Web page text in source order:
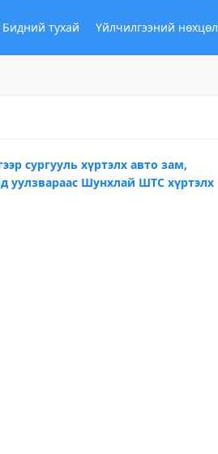
Бидний тухай Үйлчилгээний нөхцөл
сургууль хүртэлх авто зам,
уулзвараас Шунхлай ШТС хүртэлх